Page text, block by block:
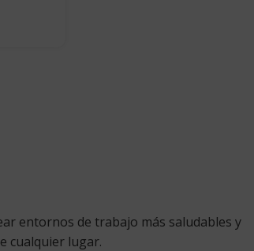
entornos de trabajo más saludables y
cualquier lugar.